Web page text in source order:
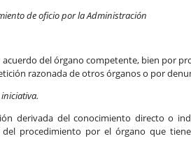
de oficio por la Administración
del órgano competente, bien por
razonada de otros órganos o por
derivada del conocimiento directo o
procedimiento por el órgano que